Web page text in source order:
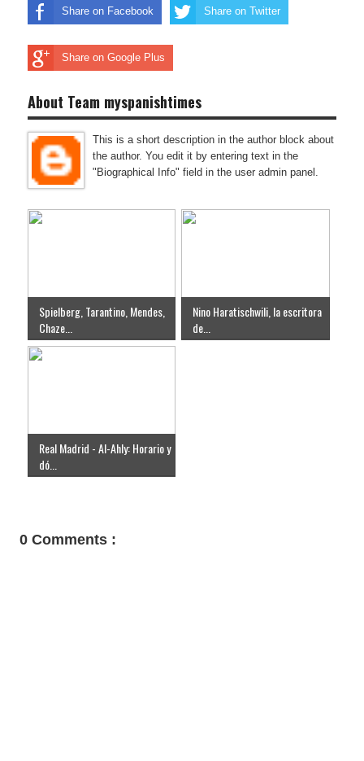
Share on Facebook Share on Twitter
Share on Google Plus
About Team myspanishtimes
This is a short description in the author block about
the author. You edit it by entering text in the
"Biographical Info" field in the user admin panel.
Spielberg, Tarantino, Mendes,
Chaze...
Nino Haratischwili, la escritora
de...
Real Madrid - Al-Ahly: Horario y
dó...
0 Comments :